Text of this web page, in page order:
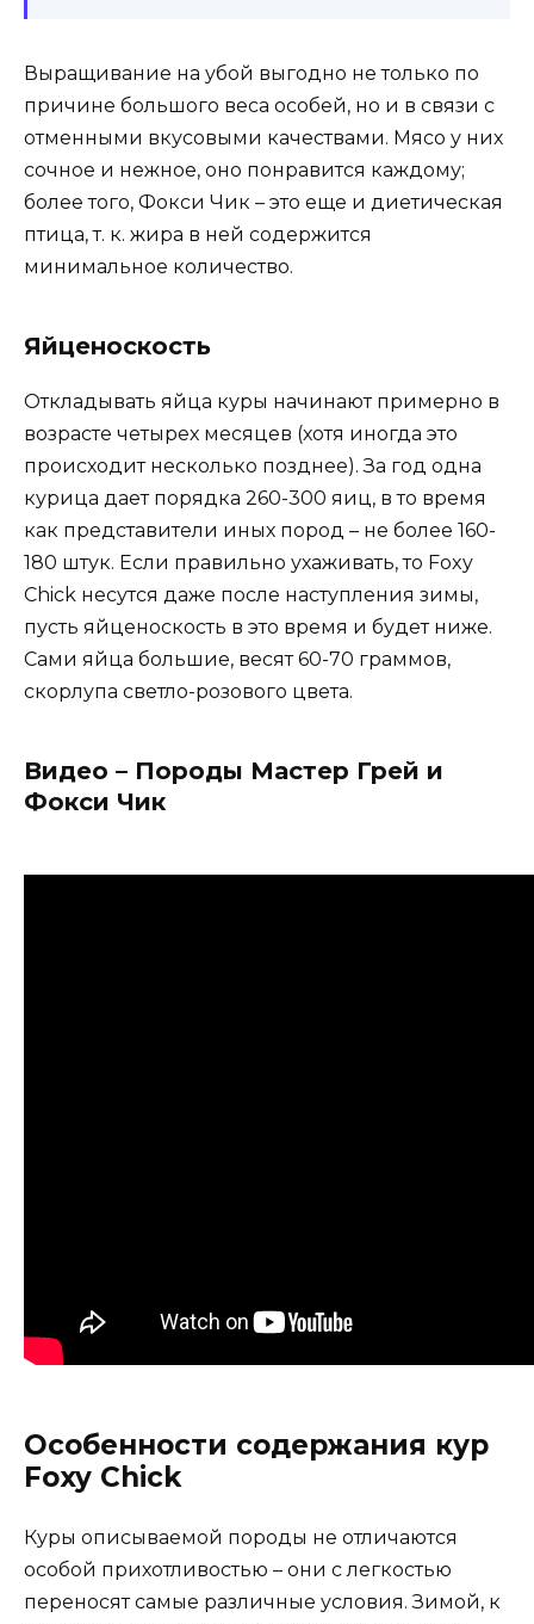
Выращивание на убой выгодно не только по
причине большого веса особей, но и в связи с
отменными вкусовыми качествами. Мясо у них
сочное и нежное, оно понравится каждому;
более того, Фокси Чик – это еще и диетическая
птица, т. к. жира в ней содержится
минимальное количество.
Яйценоскость
Откладывать яйца куры начинают примерно в
возрасте четырех месяцев (хотя иногда это
происходит несколько позднее). За год одна
курица дает порядка 260-300 яиц, в то время
как представители иных пород – не более 160-
180 штук. Если правильно ухаживать, то Foxy
Chick несутся даже после наступления зимы,
пусть яйценоскость в это время и будет ниже.
Сами яйца большие, весят 60-70 граммов,
скорлупа светло-розового цвета.
Видео – Породы Мастер Грей и
Фокси Чик
Особенности содержания кур
Foxy Chick
Куры описываемой породы не отличаются
особой прихотливостью – они с легкостью
переносят самые различные условия. Зимой, к